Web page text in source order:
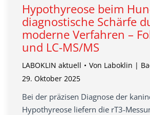
Hypothyreose beim
diagnostische Schärfe
moderne Verfahren –
und LC-MS/MS
LABOKLIN aktuell Von Laboklin |
29. Oktober 2025
Bei der präzisen Diagnose der
Hypothyreose liefern die rT3-